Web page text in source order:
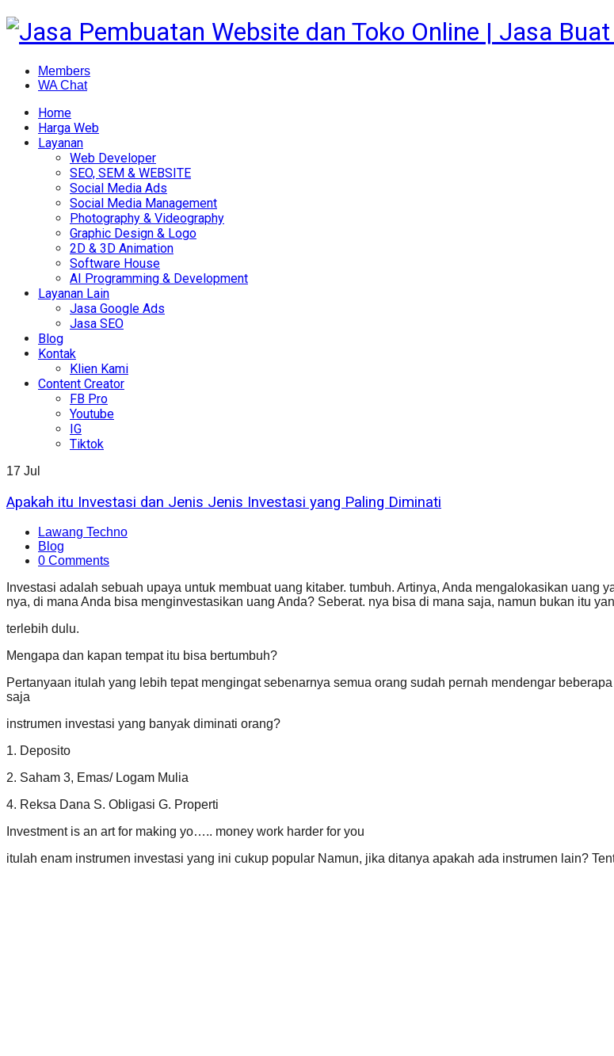
Members
WA Chat
Home
Harga Web
Layanan
Web Developer
SEO, SEM & WEBSITE
Social Media Ads
Social Media Management
Photography & Videography
Graphic Design & Logo
2D & 3D Animation
Software House
AI Programming & Development
Layanan Lain
Jasa Google Ads
Jasa SEO
Blog
Kontak
Klien Kami
Content Creator
FB Pro
Youtube
IG
Tiktok
17 Jul
Apakah itu Investasi dan Jenis Jenis Investasi yang Paling Diminati
Lawang Techno
Blog
0 Comments
Investasi adalah sebuah upaya untuk membuat uang kitaber. tumbuh. Artinya, Anda mengalokasikan uang
nya, di mana Anda bisa menginvestasikan uang Anda? Seberat. nya bisa di mana saja, namun bukan itu
terlebih dulu.
Mengapa dan kapan tempat itu bisa bertumbuh?
Pertanyaan itulah yang lebih tepat mengingat sebenarnya semua orang sudah pernah mendengar
saja
instrumen investasi yang banyak diminati orang?
1. Deposito
2. Saham 3, Emas/ Logam Mulia
4. Reksa Dana S. Obligasi G. Properti
Investment is an art for making yo….. money work harder for you
itulah enam instrumen investasi yang ini cukup popular Namun, jika ditanya apakah ada instrumen lain?